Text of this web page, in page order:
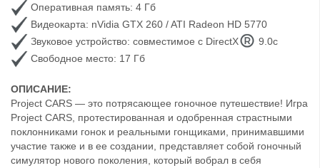
Оперативная память: 4 Гб
Видеокарта: nVidia GTX 260 / ATI Radeon HD 5770
Звуковое устройство: совместимое с DirectX
9.0с
Свободное место: 17 Гб
ОПИСАНИЕ:
Project CARS — это потрясающее гоночное путешествие! Игра
Project CARS, протестированная и одобренная страстными
поклонниками гонок и реальными гонщиками, принимавшими
участие также и в ее создании, представляет собой гоночный
симулятор нового поколения, который вобрал в себя